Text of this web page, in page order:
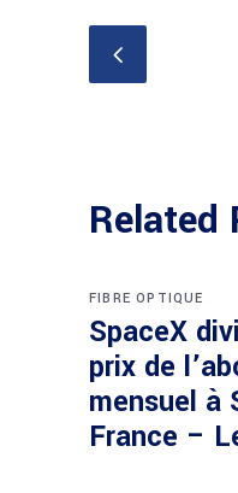
Related
FIBRE OPTIQUE
SpaceX
prix de
mensuel à
France –